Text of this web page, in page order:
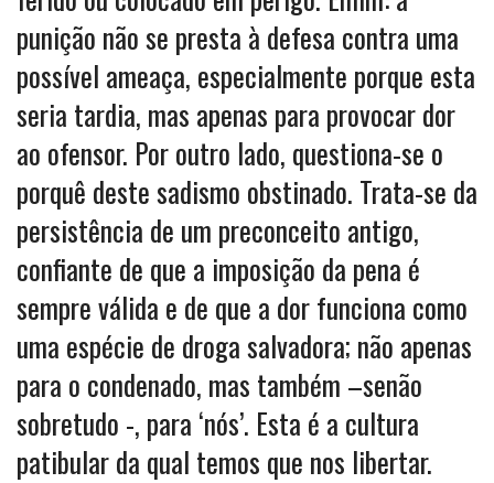
punição não se presta à defesa contra uma
possível ameaça, especialmente porque esta
seria tardia, mas apenas para provocar dor
ao ofensor. Por outro lado, questiona-se o
porquê deste sadismo obstinado. Trata-se da
persistência de um preconceito antigo,
confiante de que a imposição da pena é
sempre válida e de que a dor funciona como
uma espécie de droga salvadora; não apenas
para o condenado, mas também –senão
sobretudo -, para ‘nós’. Esta é a cultura
patibular da qual temos que nos libertar.